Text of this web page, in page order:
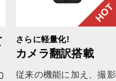
HOT
さらに軽量化!
カメラ翻訳搭載
従来の機能に加え、撮影